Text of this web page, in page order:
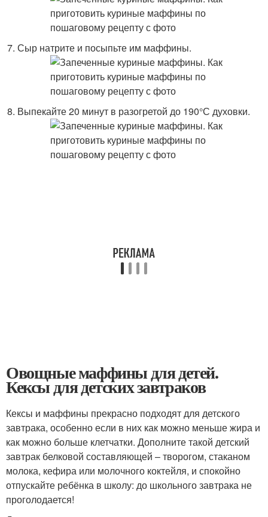
Сыр натрите и посыпьте им маффины.
Выпекайте 20 минут в разогретой до 190°С духовки.
Овощные маффины для детей.
Кексы для детских завтраков
Кексы и маффины прекрасно подходят для детского
завтрака, особенно если в них как можно меньше жира и
как можно больше клетчатки. Дополните такой детский
завтрак белковой составляющей – творогом, стаканом
молока, кефира или молочного коктейля, и спокойно
отпускайте ребёнка в школу: до школьного завтрака не
проголодается!